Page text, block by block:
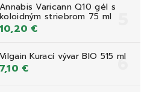
Annabis Varicann Q10 gél s
koloidným striebrom 75 ml
10,20 €
Vilgain Kurací vývar BIO 515 ml
7,10 €